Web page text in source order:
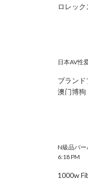
ロレッ
日本AV性
ブラン
澳门博狗
N級品バ
6:18 PM
1000w